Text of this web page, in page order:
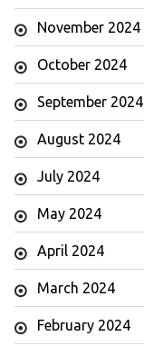
November 2024
October 2024
September 2024
August 2024
July 2024
May 2024
April 2024
March 2024
February 2024